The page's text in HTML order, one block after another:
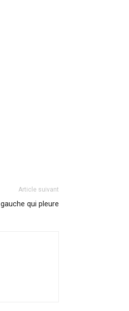
Article suivant
qui pleure